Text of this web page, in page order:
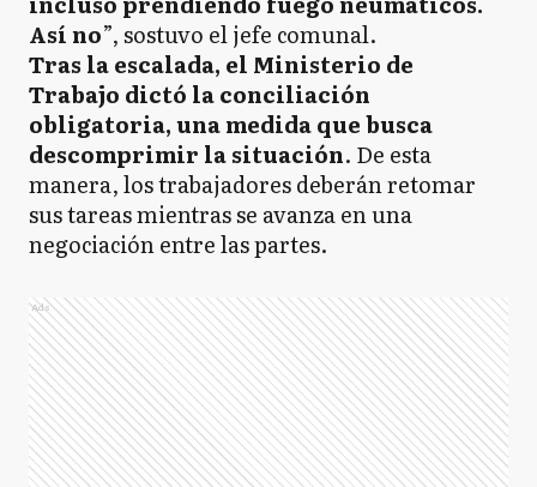
Así no”, sostuvo el jefe comunal.
Tras la escalada, el Ministerio de
Trabajo dictó la conciliación
obligatoria, una medida que busca
descomprimir la situación. De esta
manera, los trabajadores deberán retomar
sus tareas mientras se avanza en una
negociación entre las partes.
Ads